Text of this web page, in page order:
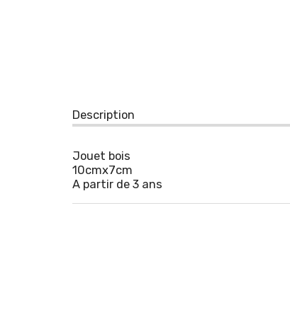
Description
Jouet bois
10cmx7cm
A partir de 3 ans